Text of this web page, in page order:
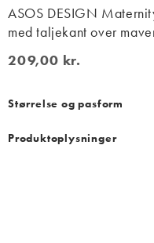
ASOS DESIGN
med taljekant over
209,00 kr.
209,00 kr.
Størrelse og pasform
Produktoplysninger